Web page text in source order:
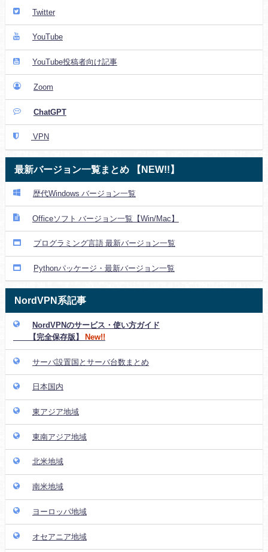
Twitter
YouTube
YouTube投稿者向け記事
Zoom
ChatGPT
VPN
最新バージョン一覧まとめ 【NEW!!】
歴代Windows バージョン一覧
Officeソフト バージョン一覧【Win/Mac】
プログラミング言語 最新バージョン一覧
Pythonパッケージ・最新バージョン一覧
NordVPN系記事
NordVPNのサービス・使い方ガイド
【完全保存版】
New!!
サーバ設置国とサーバ台数まとめ
日本国内
東アジア地域
東南アジア地域
北米地域
南米地域
ヨーロッパ地域
オセアニア地域